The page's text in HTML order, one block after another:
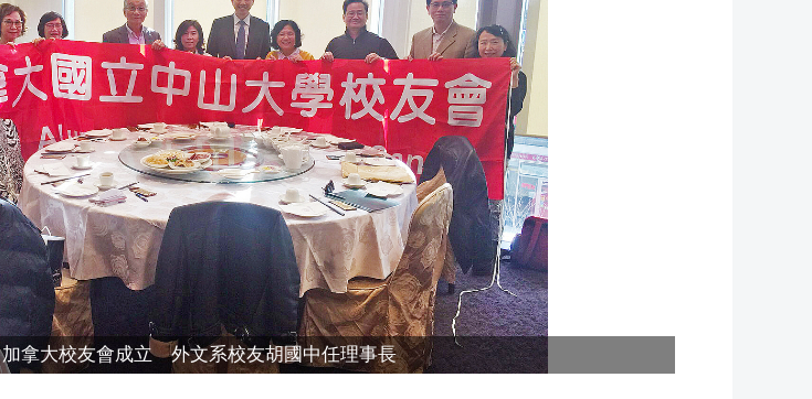
加拿大校友會成立 外文系校友胡國中任理事長